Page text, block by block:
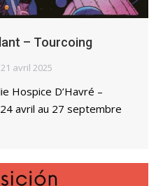
– Tourcoing
21 avril 2025
Hospice D’Havré –
avril au 27 septembre